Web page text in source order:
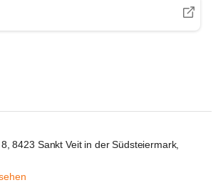
8423 Sankt Veit in der Südsteiermark,